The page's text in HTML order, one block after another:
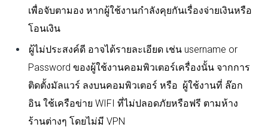
เพื่อจับตามอง หากผู้ใช้งานกำลังคุยกันเรื่องจ่ายเงินหรือ
โอนเงิน
ผู้ไม่ประสงค์ดี อาจได้รายละเอียด เช่น username or
Password ของผู้ใช้งานคอมพิวเตอร์เครื่องนั้น จากการ
ติดตั้งมัลแวร์ ลงบนคอมพิวเตอร์ หรือ ผู้ใช้งานที่ ล๊อก
อิน ใช้เครือข่าย WIFI ที่ไม่ปลอดภัยหรือฟรี ตามห้าง
ร้านต่างๆ โดยไม่มี VPN